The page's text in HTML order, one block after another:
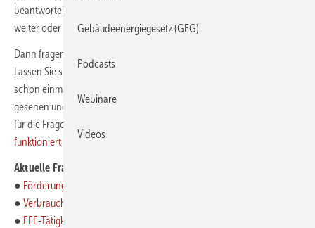
beantworten können. Manchmal hilft die Recherche im Internet nicht
weiter oder die auffindbaren Antworten sind zu allgemein gehalten...
Dann fragen Sie einfach persönlich in der GEB Community nach.
Lassen Sie sich von Kolleginnen und Kollegen unterstützen, die sich
schon einmal mit diesem oder einem ähnlichen Problem konfrontiert
gesehen und ihre Erfahrung damit gesammelt haben. Oder Sie haben
für die Fragen von Kollegen eine passende Antwort.
funktioniert das Forum
Aktuelle Fragen:
● Förderung WP bei direktelektrischer TW-Erwärmung
● Verbrauchsausweis bei Hotel mit Lockdown-Daten
● EEE-Tätigkeiten in angestellten Unternehmen
Gebäudeenergiegesetz (GEG)
Podcasts
Webinare
Videos